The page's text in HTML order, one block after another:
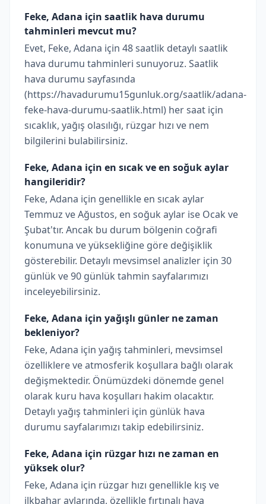
Feke, Adana için saatlik hava durumu
tahminleri mevcut mu?
Evet, Feke, Adana için 48 saatlik detaylı saatlik
hava durumu tahminleri sunuyoruz. Saatlik
hava durumu sayfasında
(https://havadurumu15gunluk.org/saatlik/adana-
feke-hava-durumu-saatlik.html) her saat için
sıcaklık, yağış olasılığı, rüzgar hızı ve nem
bilgilerini bulabilirsiniz.
Feke, Adana için en sıcak ve en soğuk aylar
hangileridir?
Feke, Adana için genellikle en sıcak aylar
Temmuz ve Ağustos, en soğuk aylar ise Ocak ve
Şubat'tır. Ancak bu durum bölgenin coğrafi
konumuna ve yüksekliğine göre değişiklik
gösterebilir. Detaylı mevsimsel analizler için 30
günlük ve 90 günlük tahmin sayfalarımızı
inceleyebilirsiniz.
Feke, Adana için yağışlı günler ne zaman
bekleniyor?
Feke, Adana için yağış tahminleri, mevsimsel
özelliklere ve atmosferik koşullara bağlı olarak
değişmektedir. Önümüzdeki dönemde genel
olarak kuru hava koşulları hakim olacaktır.
Detaylı yağış tahminleri için günlük hava
durumu sayfalarımızı takip edebilirsiniz.
Feke, Adana için rüzgar hızı ne zaman en
yüksek olur?
Feke, Adana için rüzgar hızı genellikle kış ve
ilkbahar aylarında, özellikle fırtınalı hava